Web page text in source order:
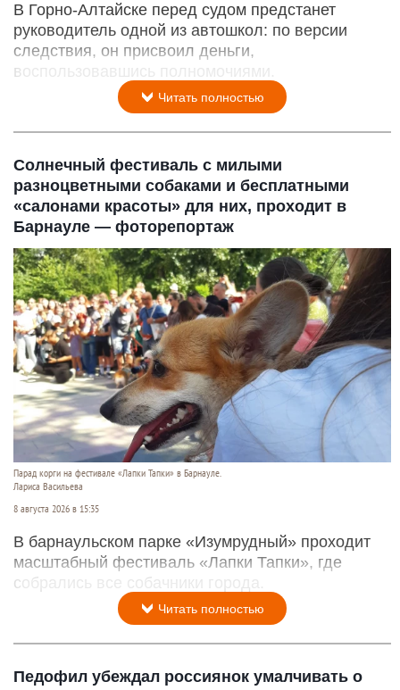
В Горно-Алтайске перед судом предстанет
руководитель одной из автошкол: по версии
следствия, он присвоил деньги,
воспользовавшись полномочиями.
Читать полностью
Солнечный фестиваль с милыми
разноцветными собаками и бесплатными
«салонами красоты» для них, проходит в
Барнауле — фоторепортаж
Парад корги на фестивале «Лапки Тапки» в Барнауле.
Лариса Васильева
8 августа 2026 в 15:35
В барнаульском парке «Изумрудный» проходит
масштабный фестиваль «Лапки Тапки», где
собрались все собачники города.
Читать полностью
Педофил убеждал россиянок умалчивать о